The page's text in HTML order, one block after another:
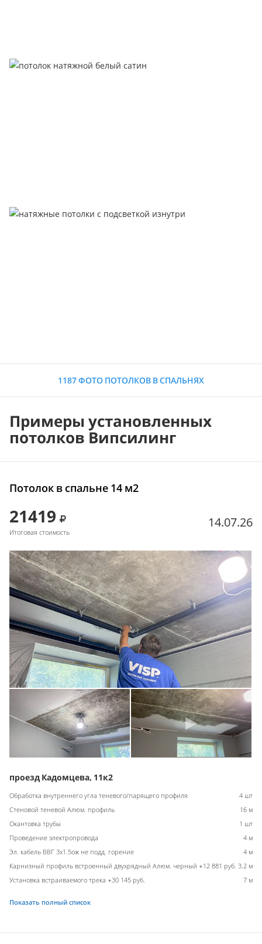
1187 ФОТО ПОТОЛКОВ В СПАЛЬНЯХ
Примеры установленных
потолков Випсилинг
Потолок в спальне 14 м2
21419
Итоговая стоимость
14.07.26
проезд Кадомцева, 11к2
Обработка внутреннего угла теневого/парящего профиля
4 шт
Стеновой теневой Алюм. профиль
16 м
Окантовка трубы
1 шт
Проведение электропровода
4 м
Эл. кабель ВВГ 3х1.5ож не подд. горение
4 м
Карнизный профиль встроенный двухрядный Алюм. черный +12 881 руб. 3.2 м
Установка встраиваемого трека +30 145 руб.
7 м
Показать полный список